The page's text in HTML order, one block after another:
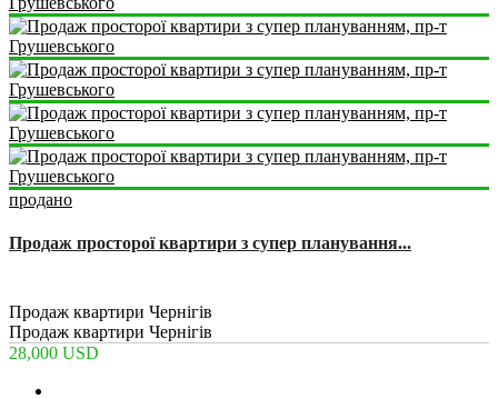
продано
Продаж просторої квартири з супер планування...
Продаж квартири Чернігів
Продаж квартири Чернігів
28,000 USD